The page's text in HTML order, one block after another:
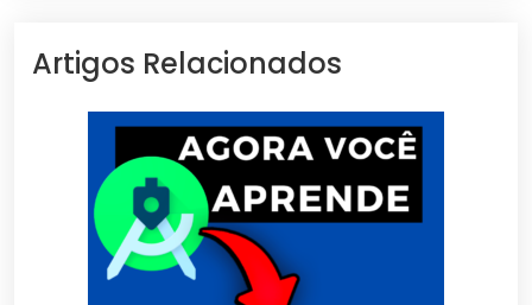
Artigos Relacionados